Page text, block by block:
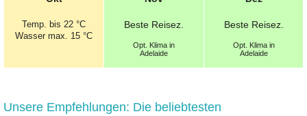
Temp. bis 22 °C
Wasser max. 15 °C
Beste Reisez.
Opt.
Klima in
Adelaide
Beste Reisez.
Opt.
Klima in
Adelaide
Unsere Empfehlungen: Die beliebtesten